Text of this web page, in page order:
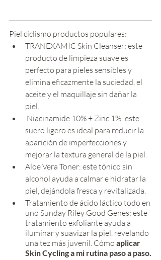
Piel ciclismo productos populares:
TRANEXAMIC Skin Cleanser: este
producto de limpieza suave es
perfecto para pieles sensibles y
elimina eficazmente la suciedad, el
aceite y el maquillaje sin dañar la
piel.
suero ligero es ideal para reducir la
aparición de imperfecciones y
mejorar la textura general de la piel.
Aloe Vera Toner: este tónico sin
alcohol ayuda a calmar e hidratar la
piel, dejándola fresca y revitalizada.
Tratamiento de ácido láctico todo en
uno Sunday Riley Good Genes: este
tratamiento exfoliante ayuda a
iluminar y suavizar la piel, revelando
una tez más juvenil. Cómo aplicar
Skin Cycling a mi rutina paso a paso.